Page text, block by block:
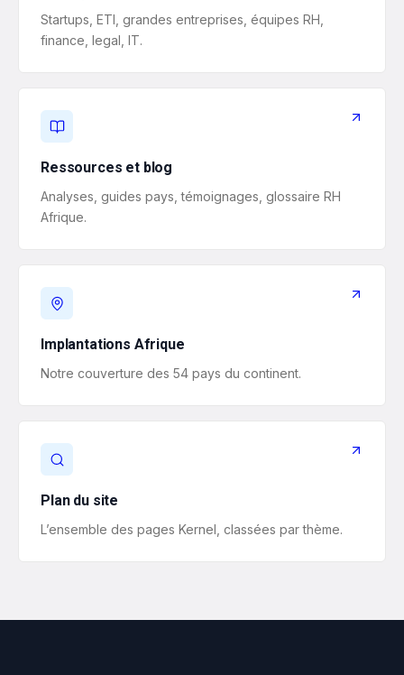
Startups, ETI, grandes entreprises, équipes RH,
finance, legal, IT.
Ressources et blog
Analyses, guides pays, témoignages, glossaire RH
Afrique.
Implantations Afrique
Notre couverture des 54 pays du continent.
Plan du site
L’ensemble des pages Kernel, classées par thème.